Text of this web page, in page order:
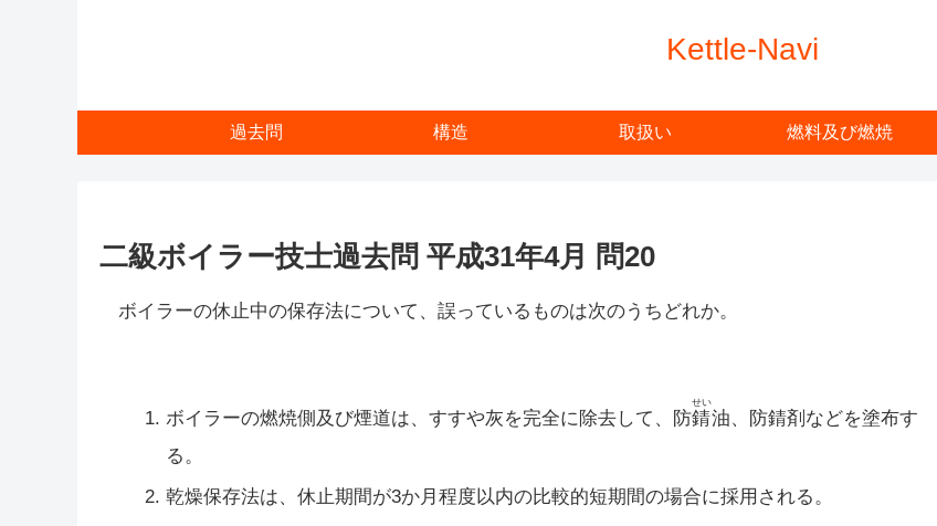
Kettle-Navi
過去問 構造 取扱い 燃料及び燃焼
二級ボイラー技士過去問 平成31年4月 問20
ボイラーの休止中の保存法について、誤っているものは次のうちどれか。
ボイラーの燃焼側及び煙道は、すすや灰を完全に除去して、防錆
せい
油、防錆剤などを塗布す
る。
乾燥保存法は、休止期間が3か月程度以内の比較的短期間の場合に採用される。